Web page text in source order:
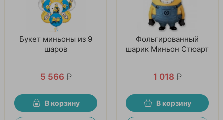
Букет миньоны из 9
шаров
5 566 ₽
В корзину
Фольгированный
шарик Миньон Стюарт
1 018 ₽
В корзину